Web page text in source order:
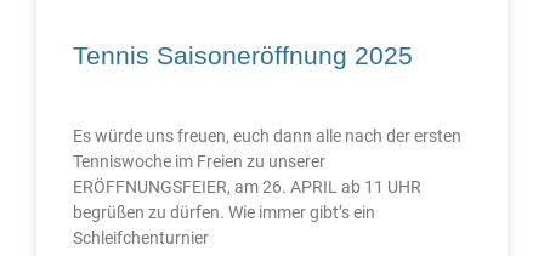
Tennis Saisoneröffnung 2025
Es würde uns freuen, euch dann alle nach der ersten
Tenniswoche im Freien zu unserer
ERÖFFNUNGSFEIER, am 26. APRIL ab 11 UHR
begrüßen zu dürfen. Wie immer gibt’s ein
Schleifchenturnier